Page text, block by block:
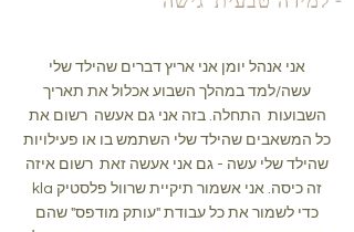
אני אנהל יומן אני אריץ דברים שהילד שלי
עשה/למד במהלך השבוע אכלול את תאריך
השבועות התחלה. בזה אני גם אעשה רשום את
כל המשאבים שהילד שלי השתמש בו או פעילויות
שהילד שלי עשה - גם אני אעשה זאת רשום איזה
kla זה כיסה. אני אשמור תיקיית שרוול פלסטיק
כדי לשמור את כל עבודת "עותק מודפס" שהם